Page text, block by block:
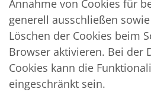
Annahme von Cookies für
generell ausschließen
Löschen der Cookies beim
Browser aktivieren. Bei der
Cookies kann die
eingeschränkt sein.